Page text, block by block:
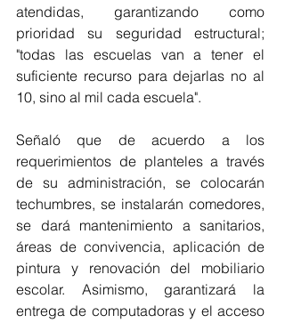
atendidas, garantizando como
prioridad su seguridad estructural;
"todas las escuelas van a tener el
suficiente recurso para dejarlas no al
10, sino al mil cada escuela".
Señaló que de acuerdo a los
requerimientos de planteles a través
de su administración, se colocarán
techumbres, se instalarán comedores,
se dará mantenimiento a sanitarios,
áreas de convivencia, aplicación de
pintura y renovación del mobiliario
escolar. Asimismo, garantizará la
entrega de computadoras y el acceso